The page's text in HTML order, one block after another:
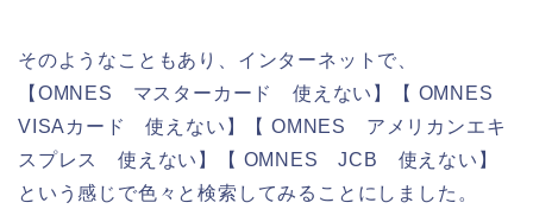
そのようなこともあり、インターネットで、
【OMNES マスターカード 使えない】【 OMNES
VISAカード 使えない】【 OMNES アメリカンエキ
スプレス 使えない】【 OMNES JCB 使えない】
という感じで色々と検索してみることにしました。